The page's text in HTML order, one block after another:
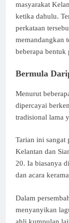
masyarakat
ketika dahulu.
perkataan
memandangkan
beberapa bentuk
Bermula
Menurut
dipercayai
tradisional lama
Tarian ini sangat
Kelantan dan
20. Ia biasanya
dan acara
Dalam
menyanyikan
ahli kumpulan